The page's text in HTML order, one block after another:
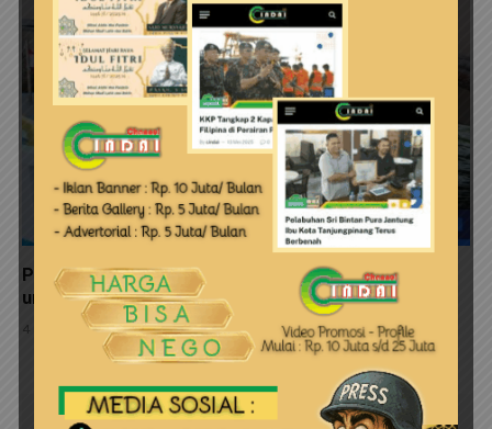
Pemkab Bintan Serahkan 11 Unit Kapal Perikanan
untuk Nelayan Kecil
4 Agustus 2026